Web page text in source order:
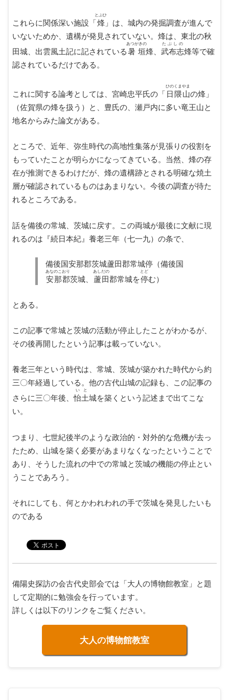
これらに関係深い施設「烽
とぶひ
」は、城内の発掘調査が進んで
いないためか、遺構が発見されていない。烽は、東北の秋
田城、出雲風土記に記されている暑垣
あつがきの
烽、武布志
たぶしの
烽等で確
認されているだけである。
これに関する論考としては、宮崎忠平氏の「 日隈山
ひのくまやま
の烽」
（佐賀県の烽を扱う）と、豊氏の、瀬戸内に多い竜王山と
地名からみた論文がある。
ところで、近年、弥生時代の高地性集落が見張りの役割を
もっていたことが明らかになってきている。当然、烽の存
在が推測できるわけだが、烽の遺構跡とされる明確な焼土
層が確認されているものはあまりない。今後の調査が待た
れるところである。
話を備後の常城、茨城に戻す。この両城が最後に文献に現
れるのは『続日本紀』養老三年（七一九）の条で、
備後国安那郡茨城蘆田郡常城停（備後国
安那郡
あなのこおり
茨城、 蘆田
あしだの
郡常城を停
とど
む）
とある。
この記事で常城と茨城の活動が停止したことがわかるが、
その後再開したという記事は載っていない。
養老三年という時代は、常城、茨城が築かれた時代から約
三〇年経過している。他の古代山城の記録も、この記事の
さらに三〇年後、怡土
いと
城を築くという記述まで出てこな
い。
つまり、七世紀後半のような政治的・対外的な危機が去っ
たため、山城を築く必要があまりなくなったということで
あり、そうした流れの中での常城と茨城の機能の停止とい
うことであろう。
それにしても、何とかわれわれの手で茨城を発見したいも
のである
備陽史探訪の会古代史部会では「大人の博物館教室」と題
して定期的に勉強会を行っています。
詳しくは以下のリンクをご覧ください。
大人の博物館教室